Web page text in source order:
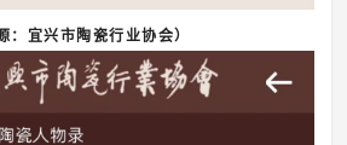
：宜兴市陶瓷行业协会）